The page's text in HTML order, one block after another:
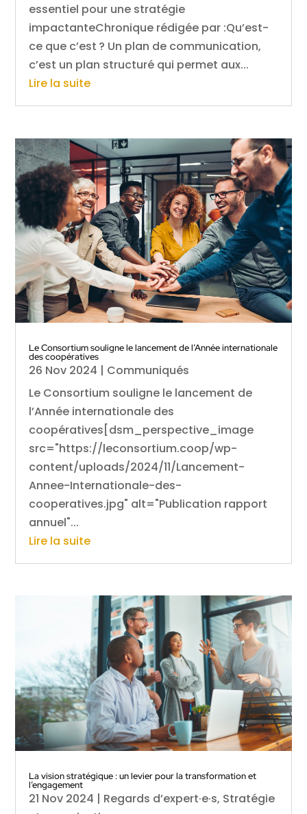
essentiel pour une stratégie
impactanteChronique rédigée par :Qu’est-
ce que c’est ? Un plan de communication,
c’est un plan structuré qui permet aux...
Lire la suite
Le Consortium souligne le lancement de l’Année internationale
des coopératives
26 Nov 2024 | Communiqués
Le Consortium souligne le lancement de
l’Année internationale des
coopératives[dsm_perspective_image
src="https://leconsortium.coop/wp-
content/uploads/2024/11/Lancement-
Annee-Internationale-des-
cooperatives.jpg" alt="Publication rapport
annuel"...
Lire la suite
La vision stratégique : un levier pour la transformation et
l’engagement
21 Nov 2024 | Regards d’expert·e·s, Stratégie